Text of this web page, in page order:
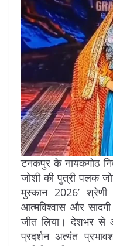
टनकपुर के नायकगोठ
जोशी की पुत्री पलक
मुस्कान 2026’ श्रेणी
आत्मविश्वास और
जीत लिया। देशभर से
प्रदर्शन अत्यंत